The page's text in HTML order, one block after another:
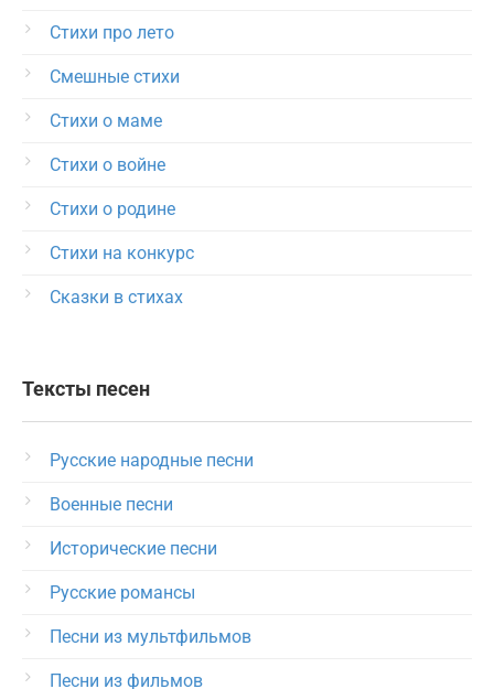
Стихи про лето
Смешные стихи
Стихи о маме
Стихи о войне
Стихи о родине
Стихи на конкурс
Сказки в стихах
Тексты песен
Русские народные песни
Военные песни
Исторические песни
Русские романсы
Песни из мультфильмов
Песни из фильмов